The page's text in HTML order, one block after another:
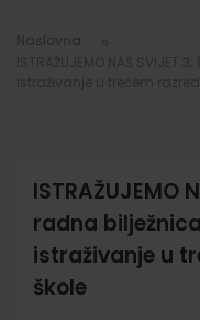
Naslovna
ISTRAŽUJEMO
radna
istraživanje u
škole